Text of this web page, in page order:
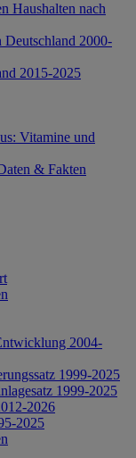
Haushalten nach
2000-
2015-2025
Vitamine und
& Fakten
2004-
1999-2025
1999-2025
2026
2025